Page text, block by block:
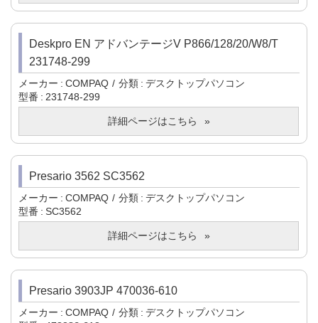
Deskpro EN アドバンテージV P866/128/20/W8/T
231748-299
メーカー COMPAQ 分類
デスクトップパソコン
型番
231748-299
詳細ページはこちら
Presario 3562 SC3562
メーカー COMPAQ 分類
デスクトップパソコン
型番
SC3562
詳細ページはこちら
Presario 3903JP 470036-610
メーカー COMPAQ 分類
デスクトップパソコン